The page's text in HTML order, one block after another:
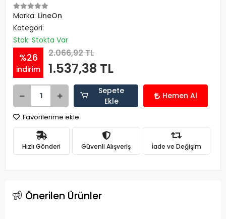
Marka: LineOn
Kategori:
Stok: Stokta Var
%26
indirim
2.066,92 TL
1.537,38 TL
Sepete
Ekle
Hemen Al
Favorilerime ekle
Hızlı Gönderi Güvenli Alışveriş İade ve Değişim
Önerilen Ürünler